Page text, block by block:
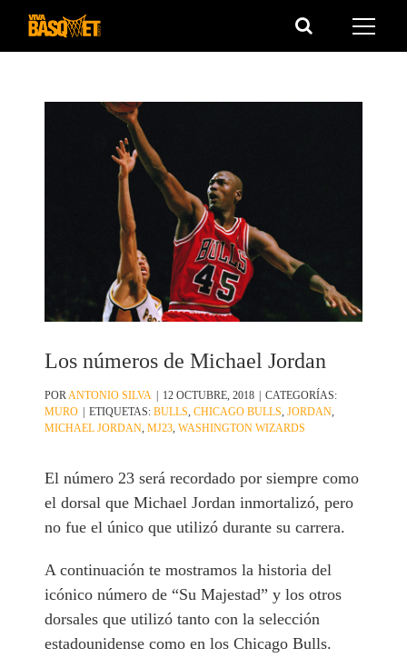
Saltar
Los números de Michael Jordan
PORANTONIO SILVA 12 OCTUBRE, 2018
CATEGORÍAS:
MURO
ETIQUETAS:BULLS,CHICAGO BULLS,JORDAN,
MICHAEL JORDAN,MJ23,WASHINGTON WIZARDS
El número 23 será recordado por siempre como
el dorsal que Michael Jordan inmortalizó, pero
no fue el único que utilizó durante su carrera.
A continuación te mostramos la historia del
icónico número de “Su Majestad” y los otros
dorsales que utilizó tanto con la selección
estadounidense como en los Chicago Bulls.